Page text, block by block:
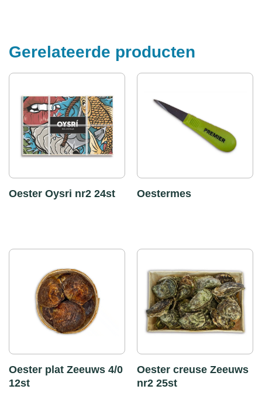
Gerelateerde producten
Oester Oysri nr2 24st Oestermes
Oester plat Zeeuws 4/0
12st
Oester creuse Zeeuws
nr2 25st